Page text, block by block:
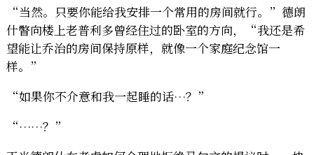
“当然。只要你能给我安排一个常用的房间就行。”德朗
什瞥向楼上老普利多曾经住过的卧室的方向，“我还是希
望能让乔治的房间保持原样，就像一个家庭纪念馆一
样。”
“如果你不介意和我一起睡的话…？”
“……？”